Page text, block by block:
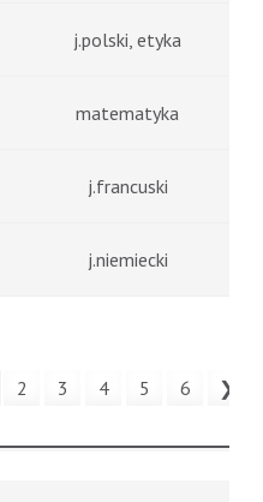
j.polski, etyka
matematyka
j.francuski
j.niemiecki
2 3 4 5 6 ❯